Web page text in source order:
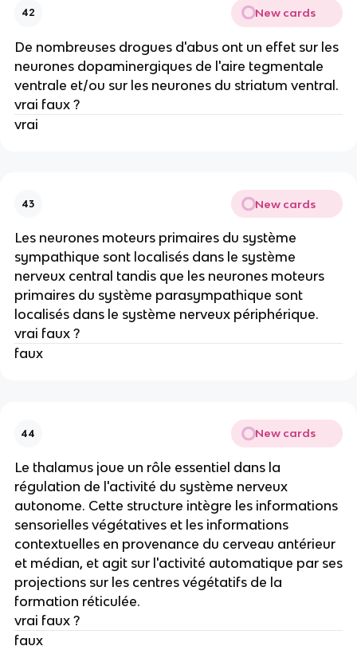
42 New cards
De nombreuses drogues d'abus ont un effet sur les
neurones dopaminergiques de l'aire tegmentale
ventrale et/ou sur les neurones du striatum ventral.
vrai faux ?
vrai
43 New cards
Les neurones moteurs primaires du système
sympathique sont localisés dans le système
nerveux central tandis que les neurones moteurs
primaires du système parasympathique sont
localisés dans le système nerveux périphérique.
vrai faux ?
faux
44 New cards
Le thalamus joue un rôle essentiel dans la
régulation de l'activité du système nerveux
autonome. Cette structure intègre les informations
sensorielles végétatives et les informations
contextuelles en provenance du cerveau antérieur
et médian, et agit sur l'activité automatique par ses
projections sur les centres végétatifs de la
formation réticulée.
vrai faux ?
faux